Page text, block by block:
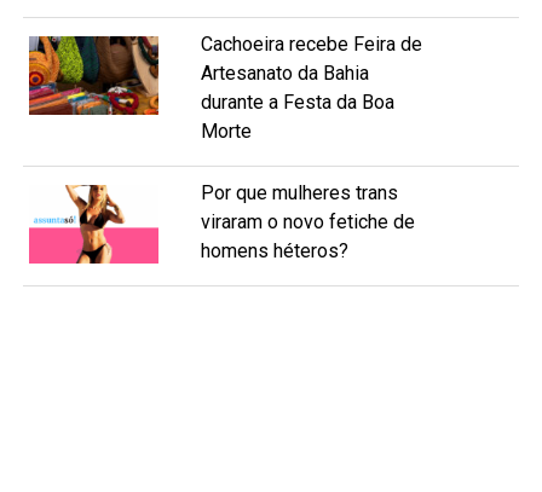
Cachoeira recebe Feira de
Artesanato da Bahia
durante a Festa da Boa
Morte
Por que mulheres trans
viraram o novo fetiche de
homens héteros?